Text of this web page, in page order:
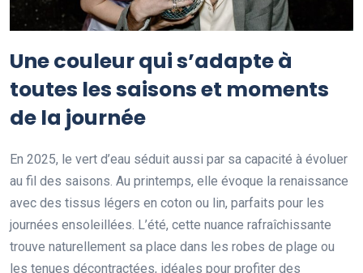
Une couleur qui s’adapte à
toutes les saisons et moments
de la journée
En 2025, le vert d’eau séduit aussi par sa capacité à évoluer
au fil des saisons. Au printemps, elle évoque la renaissance
avec des tissus légers en coton ou lin, parfaits pour les
journées ensoleillées. L’été, cette nuance rafraîchissante
trouve naturellement sa place dans les robes de plage ou
les tenues décontractées, idéales pour profiter des